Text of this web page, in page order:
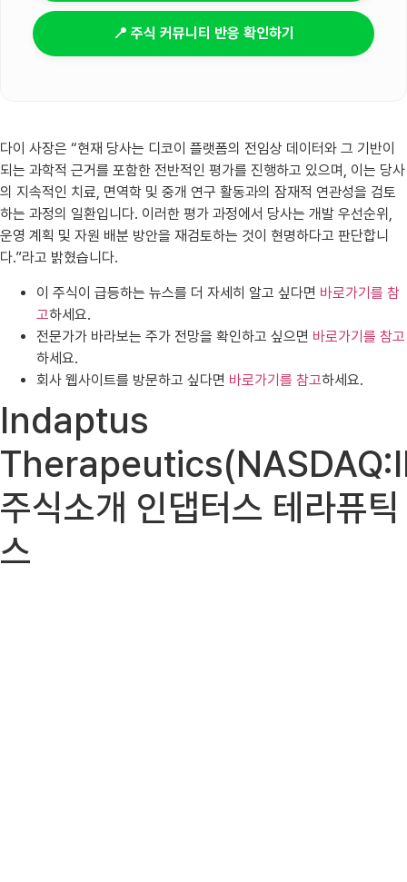
📍 주식 커뮤니티 반응 확인하기
다이 사장은 “현재 당사는 디코이 플랫폼의 전임상 데이터와 그 기반이
되는 과학적 근거를 포함한 전반적인 평가를 진행하고 있으며, 이는 당사
의 지속적인 치료, 면역학 및 중개 연구 활동과의 잠재적 연관성을 검토
하는 과정의 일환입니다. 이러한 평가 과정에서 당사는 개발 우선순위,
운영 계획 및 자원 배분 방안을 재검토하는 것이 현명하다고 판단합니
다.”라고 밝혔습니다.
이 주식이 급등하는 뉴스를 더 자세히 알고 싶다면 바로가기를 참
고하세요.
전문가가 바라보는 주가 전망을 확인하고 싶으면 바로가기를 참고
하세요.
회사 웹사이트를 방문하고 싶다면 바로가기를 참고하세요.
Indaptus
주식소개 인댑터스 테라퓨틱
스